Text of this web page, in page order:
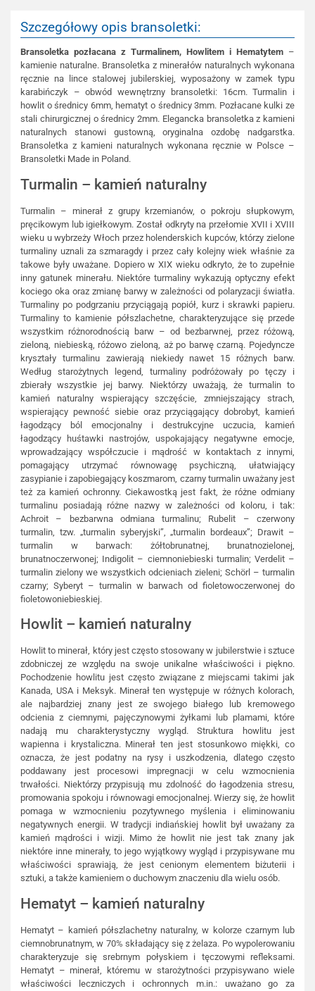
Szczegółowy opis bransoletki:
Bransoletka pozłacana z Turmalinem, Howlitem i Hematytem –
kamienie naturalne. Bransoletka z minerałów naturalnych wykonana
ręcznie na lince stalowej jubilerskiej, wyposażony w zamek typu
karabińczyk – obwód wewnętrzny bransoletki: 16cm. Turmalin i
howlit o średnicy 6mm, hematyt o średnicy 3mm. Pozłacane kulki ze
stali chirurgicznej o średnicy 2mm. Elegancka bransoletka z kamieni
naturalnych stanowi gustowną, oryginalna ozdobę nadgarstka.
Bransoletka z kamieni naturalnych wykonana ręcznie w Polsce –
Bransoletki Made in Poland.
Turmalin – kamień naturalny
Turmalin – minerał z grupy krzemianów, o pokroju słupkowym,
pręcikowym lub igiełkowym. Został odkryty na przełomie XVII i XVIII
wieku u wybrzeży Włoch przez holenderskich kupców, którzy zielone
turmaliny uznali za szmaragdy i przez cały kolejny wiek właśnie za
takowe były uważane. Dopiero w XIX wieku odkryto, że to zupełnie
inny gatunek minerału. Niektóre turmaliny wykazują optyczny efekt
kociego oka oraz zmianę barwy w zależności od polaryzacji światła.
Turmaliny po podgrzaniu przyciągają popiół, kurz i skrawki papieru.
Turmaliny to kamienie półszlachetne, charakteryzujące się przede
wszystkim różnorodnością barw – od bezbarwnej, przez różową,
zieloną, niebieską, różowo zieloną, aż po barwę czarną. Pojedyncze
kryształy turmalinu zawierają niekiedy nawet 15 różnych barw.
Według starożytnych legend, turmaliny podróżowały po tęczy i
zbierały wszystkie jej barwy. Niektórzy uważają, że turmalin to
kamień naturalny wspierający szczęście, zmniejszający strach,
wspierający pewność siebie oraz przyciągający dobrobyt, kamień
łagodzący ból emocjonalny i destrukcyjne uczucia, kamień
łagodzący huśtawki nastrojów, uspokajający negatywne emocje,
wprowadzający współczucie i mądrość w kontaktach z innymi,
pomagający utrzymać równowagę psychiczną, ułatwiający
zasypianie i zapobiegający koszmarom, czarny turmalin uważany jest
też za kamień ochronny. Ciekawostką jest fakt, że różne odmiany
turmalinu posiadają różne nazwy w zależności od koloru, i tak:
Achroit – bezbarwna odmiana turmalinu; Rubelit – czerwony
turmalin, tzw. „turmalin syberyjski”, „turmalin bordeaux”; Drawit –
turmalin w barwach: żółtobrunatnej, brunatnozielonej,
brunatnoczerwonej; Indigolit – ciemnoniebieski turmalin; Verdelit –
turmalin zielony we wszystkich odcieniach zieleni; Schörl – turmalin
czarny; Syberyt – turmalin w barwach od fioletowoczerwonej do
fioletowoniebieskiej.
Howlit – kamień naturalny
Howlit to minerał, który jest często stosowany w jubilerstwie i sztuce
zdobniczej ze względu na swoje unikalne właściwości i piękno.
Pochodzenie howlitu jest często związane z miejscami takimi jak
Kanada, USA i Meksyk. Minerał ten występuje w różnych kolorach,
ale najbardziej znany jest ze swojego białego lub kremowego
odcienia z ciemnymi, pajęczynowymi żyłkami lub plamami, które
nadają mu charakterystyczny wygląd. Struktura howlitu jest
wapienna i krystaliczna. Minerał ten jest stosunkowo miękki, co
oznacza, że ​​jest podatny na rysy i uszkodzenia, dlatego często
poddawany jest procesowi impregnacji w celu wzmocnienia
trwałości. Niektórzy przypisują mu zdolność do łagodzenia stresu,
promowania spokoju i równowagi emocjonalnej. Wierzy się, że howlit
pomaga w wzmocnieniu pozytywnego myślenia i eliminowaniu
negatywnych energii. W tradycji indiańskiej howlit był uważany za
kamień mądrości i wizji. Mimo że howlit nie jest tak znany jak
niektóre inne minerały, to jego wyjątkowy wygląd i przypisywane mu
właściwości sprawiają, że jest cenionym elementem biżuterii i
sztuki, a także kamieniem o duchowym znaczeniu dla wielu osób.
Hematyt – kamień naturalny
Hematyt – kamień półszlachetny naturalny, w kolorze czarnym lub
ciemnobrunatnym, w 70% składający się z żelaza. Po wypolerowaniu
charakteryzuje się srebrnym połyskiem i tęczowymi refleksami.
Hematyt – minerał, któremu w starożytności przypisywano wiele
właściwości leczniczych i ochronnych m.in.: uważano go za